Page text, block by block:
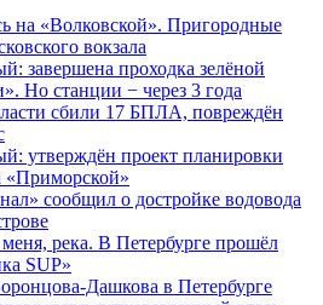
на «Волковской». Пригородные
вокзала
завершена проходка зелёной
Но станции − через 3 года
сбили 17 БПЛА, повреждён
утверждён проект планировки
«Приморской»
сообщил о достройке водовода
река. В Петербурге прошёл
SUP»
Дашкова в Петербурге